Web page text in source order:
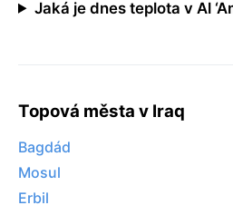
Jaká je dnes teplota v Al
Topová města v Iraq
Bagdád
Mosul
Erbil